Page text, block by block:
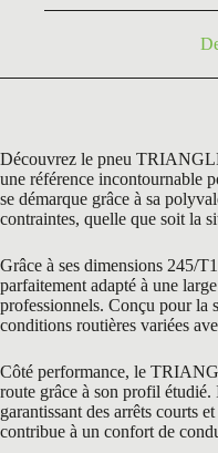
Découvrez le pneu
une référence incontournable
se démarque grâce à sa
contraintes, quelle que soit la
Grâce à ses dimensions 245/
parfaitement adapté à une
professionnels. Conçu pour la
conditions routières variées
Côté performance, le
route grâce à son profil
garantissant des arrêts courts
contribue à un confort de